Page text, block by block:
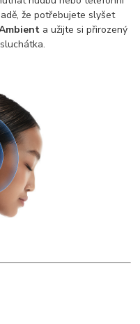
že potřebujete slyšet
a užijte si přirozený